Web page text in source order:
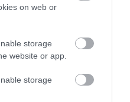
on web or
storage
website or app.
storage